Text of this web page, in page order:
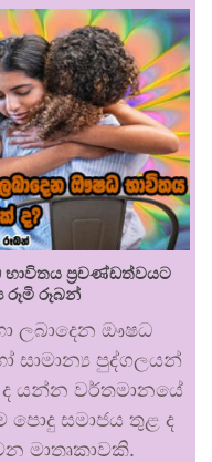
ප්‍රචණ්ඩත්වයට
රූමි රූබන්
ලබාදෙන ඖෂධ
පුද්ගලයන්
යන්න වර්තමානයේ
සමාජය තුළ ද
මාතෘකාවකි.